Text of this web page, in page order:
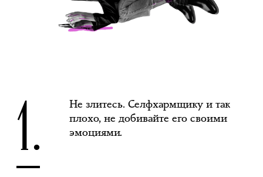
1.
Не злитесь. Селфхармщику и так
плохо, не добивайте его своими
эмоциями.